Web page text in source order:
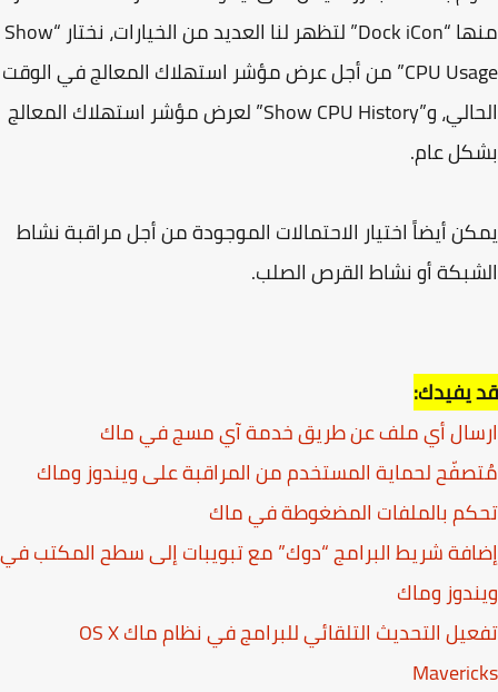
منها “Dock iCon” لتظهر لنا العديد من الخيارات، نختار “Show
CPU Usage” من أجل عرض مؤشر استهلاك المعالج في الوقت
الحالي، و”Show CPU History” لعرض مؤشر استهلاك المعالج
عام.
أيضاً اختيار الاحتمالات الموجودة من أجل مراقبة نشاط
أو نشاط القرص الصلب.
أي ملف عن طريق خدمة آي مسج في ماك
لحماية المستخدم من المراقبة على ويندوز وماك
بالملفات المضغوطة في ماك
شريط البرامج “دوك” مع تبويبات إلى سطح المكتب في
وماك
تفعيل التحديث التلقائي للبرامج في نظام ماك OS X